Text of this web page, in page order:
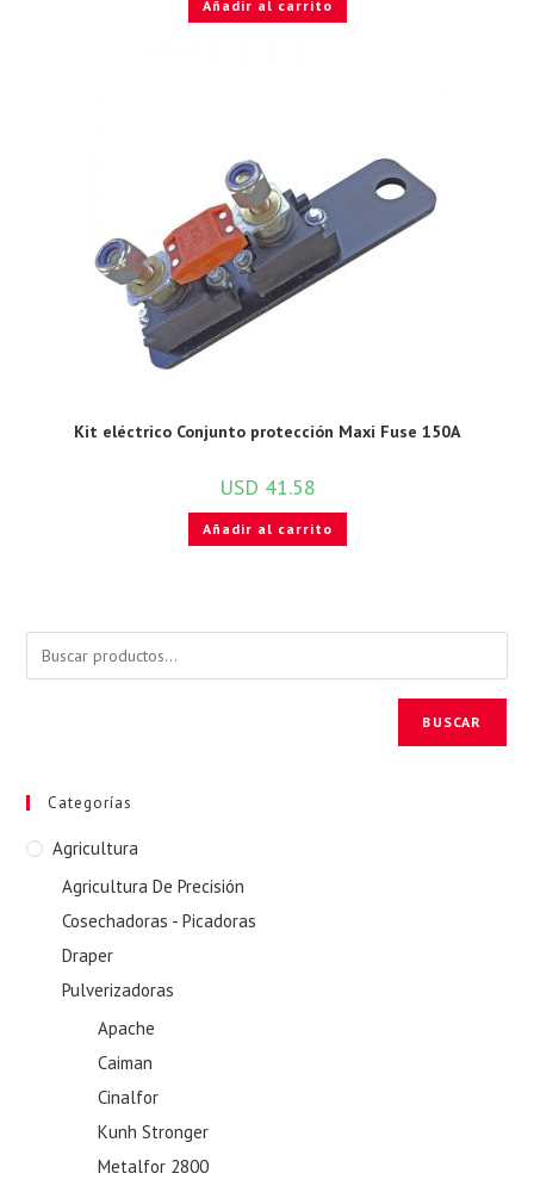
Añadir al carrito
Kit eléctrico Conjunto protección Maxi Fuse 150A
USD 41.58
Añadir al carrito
BUSCAR
Categorías
Agricultura
Agricultura De Precisión
Cosechadoras - Picadoras
Draper
Pulverizadoras
Apache
Caiman
Cinalfor
Kunh Stronger
Metalfor 2800